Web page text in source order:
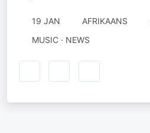
19 JAN AFRIKAANS
MUSIC · NEWS